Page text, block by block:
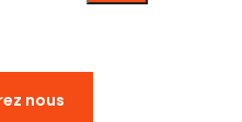
questions ?​
nous